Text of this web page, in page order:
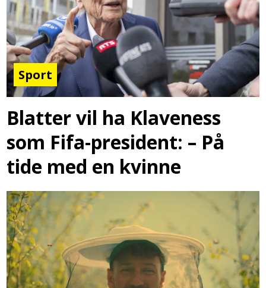
Sport
Blatter vil ha Klaveness
som Fifa-president: – På
tide med en kvinne